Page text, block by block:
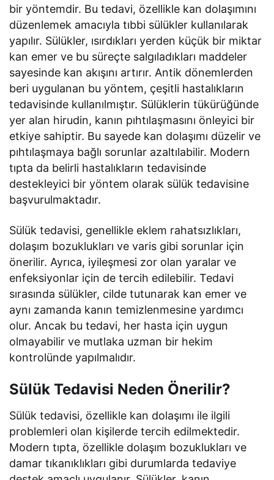
bir yöntemdir. Bu tedavi, özellikle kan dolaşımını
düzenlemek amacıyla tıbbi sülükler kullanılarak
yapılır. Sülükler, ısırdıkları yerden küçük bir miktar
kan emer ve bu süreçte salgıladıkları maddeler
sayesinde kan akışını artırır. Antik dönemlerden
beri uygulanan bu yöntem, çeşitli hastalıkların
tedavisinde kullanılmıştır. Sülüklerin tükürüğünde
yer alan hirudin, kanın pıhtılaşmasını önleyici bir
etkiye sahiptir. Bu sayede kan dolaşımı düzelir ve
pıhtılaşmaya bağlı sorunlar azaltılabilir. Modern
tıpta da belirli hastalıkların tedavisinde
destekleyici bir yöntem olarak sülük tedavisine
başvurulmaktadır.
Sülük tedavisi, genellikle eklem rahatsızlıkları,
dolaşım bozuklukları ve varis gibi sorunlar için
önerilir. Ayrıca, iyileşmesi zor olan yaralar ve
enfeksiyonlar için de tercih edilebilir. Tedavi
sırasında sülükler, cilde tutunarak kan emer ve
aynı zamanda kanın temizlenmesine yardımcı
olur. Ancak bu tedavi, her hasta için uygun
olmayabilir ve mutlaka uzman bir hekim
kontrolünde yapılmalıdır.
Sülük Tedavisi Neden Önerilir?
Sülük tedavisi, özellikle kan dolaşımı ile ilgili
problemleri olan kişilerde tercih edilmektedir.
Modern tıpta, özellikle dolaşım bozuklukları ve
damar tıkanıklıkları gibi durumlarda tedaviye